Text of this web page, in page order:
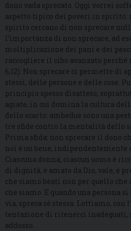
dono vada sprecato. Oggi vorrei
aspetto tipico dei poveri in spirito:
spirito cercano di non sprecare
l’importanza di non sprecare, ad
moltiplicazione dei pani e dei
raccogliere il cibo avanzato perché
6,12). Non sprecare ci permette di
stessi, delle persone e delle cose.
principio spesso disatteso,
agiate, in cui domina la cultura
dello scarto: ambedue sono una
tre sfide contro la mentalità dello
Prima sfida: non sprecare il dono
noi è un bene, indipendentemente
Ciascuna donna, ciascun uomo è
di dignità, è amato da Dio, vale, è
che siamo beati non per quello che
che siamo. E quando una persona
via, spreca sé stessa. Lottiamo, con
tentazione di ritenerci inadeguati,
addosso.